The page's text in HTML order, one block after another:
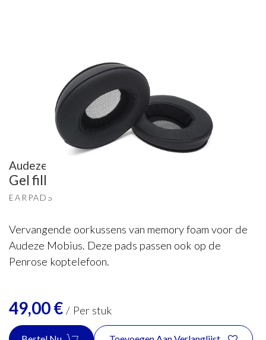
Audeze
Gel filled
EARPADS
Vervangende oorkussens van memory foam voor de
Audeze Mobius. Deze pads passen ook op de
Penrose koptelefoon.
49,00€ / Per stuk